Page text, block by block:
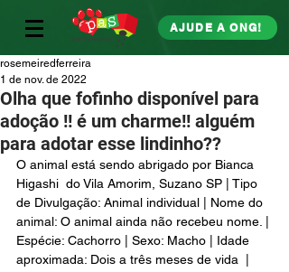
AJUDE A ONG!
Olha que fofinho disponível para
adoção !! é um charme!! alguém
para adotar esse lindinho??
rosemeiredferreira
1 de nov. de 2022
O animal está sendo abrigado por Bianca
Higashi  do Vila Amorim, Suzano SP | Tipo
de Divulgação: Animal individual | Nome do
animal: O animal ainda não recebeu nome. |
Espécie: Cachorro | Sexo: Macho | Idade
aproximada: Dois a três meses de vida  |